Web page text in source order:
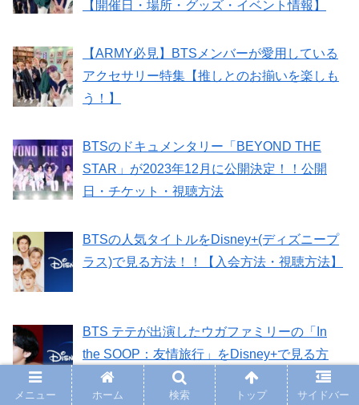
【開催日・場所・グッズ・イベント情報】
【ARMY必見】BTSメンバーが愛用している
アクセサリー特集【推しとのお揃いを楽しも
う！】
BTSのドキュメンタリー「BEYOND THE
STAR」が2023年12月に公開決定！！公開
日・チケット・視聴方法
BTSの人気タイトルをDisney+(ディズニープ
ラス)で見る方法！！【入会方法・視聴方法】
BTS テテが出演したウガファミリーの「In
the SOOP：友情旅行」をDisney+で見る方
法！！入会方法・視聴方法
メニュー ホーム 検索 トップ サイドバー